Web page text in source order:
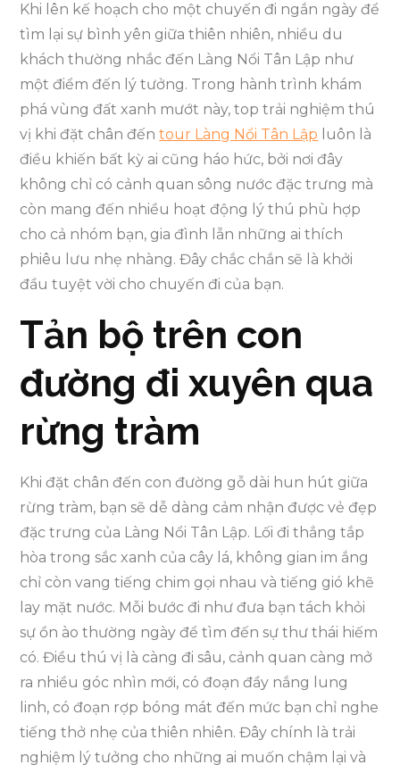
Khi lên kế hoạch cho một chuyến đi ngắn ngày để
tìm lại sự bình yên giữa thiên nhiên, nhiều du
khách thường nhắc đến Làng Nổi Tân Lập như
một điểm đến lý tưởng. Trong hành trình khám
phá vùng đất xanh mướt này, top trải nghiệm thú
vị khi đặt chân đếntour Làng Nổi Tân Lập luôn là
điều khiến bất kỳ ai cũng háo hức, bởi nơi đây
không chỉ có cảnh quan sông nước đặc trưng mà
còn mang đến nhiều hoạt động lý thú phù hợp
cho cả nhóm bạn, gia đình lẫn những ai thích
phiêu lưu nhẹ nhàng. Đây chắc chắn sẽ là khởi
đầu tuyệt vời cho chuyến đi của bạn.
Tản bộ trên con
đường đi xuyên qua
rừng tràm
Khi đặt chân đến con đường gỗ dài hun hút giữa
rừng tràm, bạn sẽ dễ dàng cảm nhận được vẻ đẹp
đặc trưng của Làng Nổi Tân Lập. Lối đi thẳng tắp
hòa trong sắc xanh của cây lá, không gian im ắng
chỉ còn vang tiếng chim gọi nhau và tiếng gió khẽ
lay mặt nước. Mỗi bước đi như đưa bạn tách khỏi
sự ồn ào thường ngày để tìm đến sự thư thái hiếm
có. Điều thú vị là càng đi sâu, cảnh quan càng mở
ra nhiều góc nhìn mới, có đoạn đầy nắng lung
linh, có đoạn rợp bóng mát đến mức bạn chỉ nghe
tiếng thở nhẹ của thiên nhiên. Đây chính là trải
nghiệm lý tưởng cho những ai muốn chậm lại và